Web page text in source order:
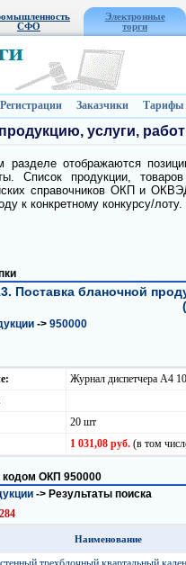
СФО
Электронные
торги
Регистрации Заказчики Тарифы
услуги,
разделе отображаются
Список продукции,
справочников ОКП и
к конкретному конкурсу/лоту.
Поставка бланочной
-> 950000
Журнал диспетчера А4
20 шт
1 031,08 руб. (в том
кодом ОКП 950000
-> Результаты поиска
284
Наименование